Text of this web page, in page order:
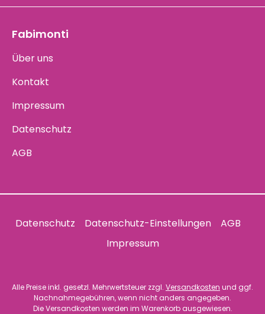
Fabimonti
Über uns
Kontakt
Impressum
Datenschutz
AGB
Datenschutz Datenschutz-Einstellungen
AGB
Impressum
Alle Preise inkl. gesetzl. Mehrwertsteuer zzgl. Versandkosten und ggf.
Nachnahmegebühren, wenn nicht anders angegeben.
Die Versandkosten werden im Warenkorb ausgewiesen.